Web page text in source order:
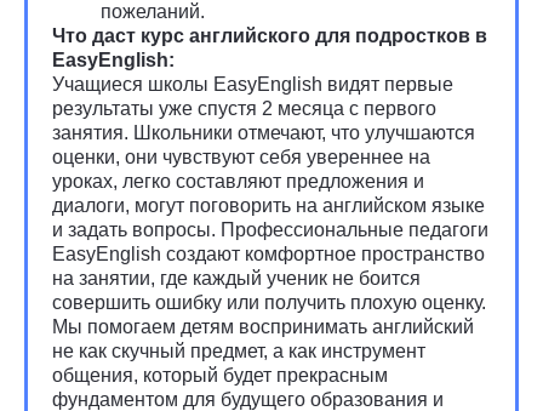
пожеланий.
Что даст курс английского для подростков в
EasyEnglish:
Учащиеся школы EasyEnglish видят первые
результаты уже спустя 2 месяца с первого
занятия. Школьники отмечают, что улучшаются
оценки, они чувствуют себя увереннее на
уроках, легко составляют предложения и
диалоги, могут поговорить на английском языке
и задать вопросы. Профессиональные педагоги
EasyEnglish создают комфортное пространство
на занятии, где каждый ученик не боится
совершить ошибку или получить плохую оценку.
Мы помогаем детям воспринимать английский
не как скучный предмет, а как инструмент
общения, который будет прекрасным
фундаментом для будущего образования и